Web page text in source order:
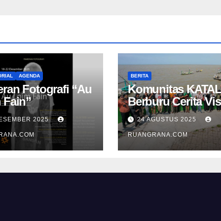
AGENDA
Fotografi “Au
2025
BERITA
Komunitas
Berburu Cerita
di Pesisir
24 AGUSTUS 2025
RUANGRANA.COM